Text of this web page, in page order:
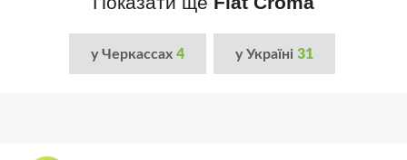
у Черкассах 4 у Україні 31